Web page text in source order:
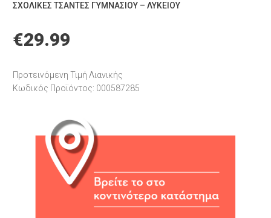
ΣΧΟΛΙΚΈΣ ΤΣΆΝΤΕΣ ΓΥΜΝΑΣΊΟΥ – ΛΥΚΕΊΟΥ
€29.99
Προτεινόμενη Τιμή Λιανικής
Κωδικός Προϊόντος: 000587285